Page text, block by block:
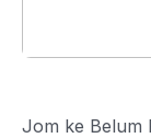
Jom ke Belum